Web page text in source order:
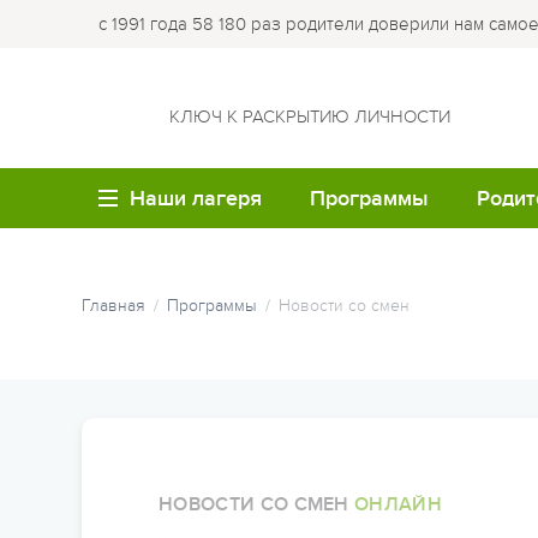
с 1991 года 58 180 раз родители доверили нам
КЛЮЧ К РАСКРЫТИЮ ЛИЧНОСТИ
Наши лагеря Программы
Главная Программы Новости со смен
НОВОСТИ СО СМЕНОНЛАЙН